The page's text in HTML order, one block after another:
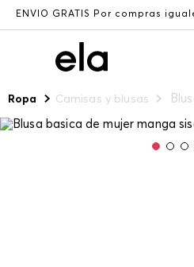
ENVÍO GRATIS Por compras
Ropa Camisas y blusas